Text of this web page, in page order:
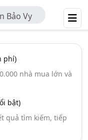
Bảo Vy
phí)
nhà mua lớn và
bật)
quả tìm kiếm, tiếp